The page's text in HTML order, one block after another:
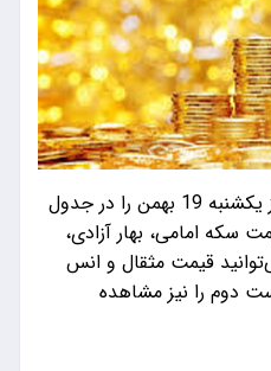
قیمت سکه و قیمت طلا امروز یکشنبه 19 بهمن را در جدول
سکه امامی، بهار آزادی،
قیمت مثقال و انس
دوم را نیز مشاهده